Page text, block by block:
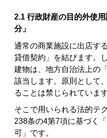
2.1 行政財産の目的外使
分」
通常の商業施設に出店す
貸借契約」を結びます。
建物は、地方自治法上の
該当します。原則として
ることは禁じられています
そこで用いられる法的テ
238条の4第7項に基づく
可」です。